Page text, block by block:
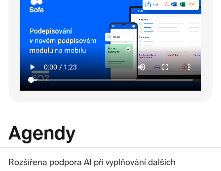
Agendy
Rozšířena podpora AI při vyplňování dalších